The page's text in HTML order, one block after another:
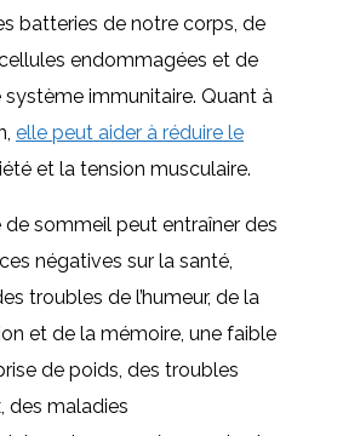
batteries de notre corps, de
endommagées et de
immunitaire. Quant à
elle peut aider à réduire le
et la tension musculaire.
de sommeil peut entraîner des
négatives sur la santé,
troubles de l’humeur, de la
et de la mémoire, une faible
de poids, des troubles
des maladies